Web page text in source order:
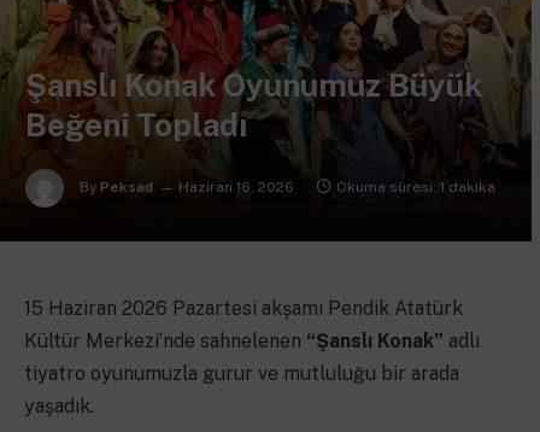
Şanslı Konak Oyunumuz Büyük
Beğeni Topladı
By Peksad Haziran 16, 2026 Okuma süresi: 1 dakika
15 Haziran 2026 Pazartesi akşamı Pendik Atatürk
Kültür Merkezi’nde sahnelenen “Şanslı Konak” adlı
tiyatro oyunumuzla gurur ve mutluluğu bir arada
yaşadık.